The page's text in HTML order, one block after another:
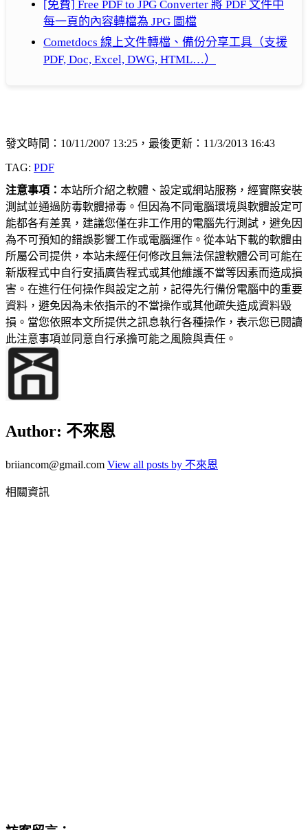
[免費] Free PDF to JPG Converter 將 PDF 文件中
每一頁的內容轉檔為 JPG 圖檔
Cometdocs 線上文件轉檔、備份分享工具（支援
PDF, Doc, Excel, DWG, HTML…）
發文時間：10/11/2007 13:25，最後更新：11/3/2013 16:43
TAG: PDF
注意事項： 本站所介紹之軟體、設定或網站服務，經實際安裝
測試並通過防毒軟體掃毒。但因為不同電腦環境與軟體設定可
能都各有差異，建議您僅在非工作用的電腦先行測試，避免因
為不可預知的錯誤影響工作或電腦運作。從本站下載的軟體由
所屬公司提供，本站未經任何修改且無法保證軟體公司可能在
新版程式中自行安插廣告程式或其他維護不當等因素而造成損
害。在進行任何操作與設定之前，記得先行備份電腦中的重要
資料，避免因為未依指示的不當操作或其他疏失造成資料毀
損。當您依照本文所提供之訊息執行各種操作，表示您已閱讀
此注意事項並同意自行承擔可能之風險與責任。
Author: 不來恩
briiancom@gmail.com View all posts by 不來恩
相關資訊